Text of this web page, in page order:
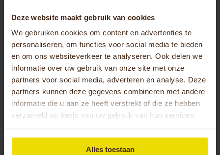
Deze website maakt gebruik van cookies
We gebruiken cookies om content en advertenties te
personaliseren, om functies voor social media te bieden
en om ons websiteverkeer te analyseren. Ook delen we
informatie over uw gebruik van onze site met onze
partners voor social media, adverteren en analyse. Deze
partners kunnen deze gegevens combineren met andere
informatie die u aan ze heeft verstrekt of die ze hebben
verzameld op basis van uw gebruik van hun services.
Alles toestaan
situatie.
Na de eerste configuratie volgt vaak een tweede
proefrit met de aangepaste instellingen.
Eventuele bijstellingen worden dan doorgevoerd.
Het gehele proces is gericht op het vinden van de
perfecte balans tussen comfort, veiligheid en
gebruiksgemak, zodat je met vertrouwen en
plezier kunt fietsen.
Wat zijn de kosten en garantie bij